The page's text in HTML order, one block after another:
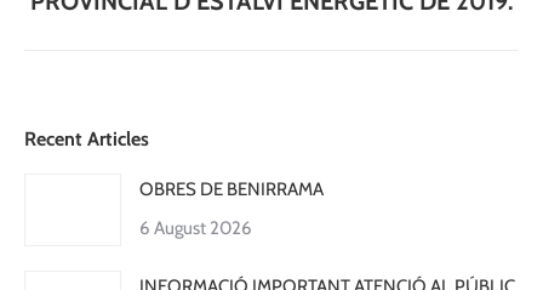
Recent Articles
OBRES DE BENIRRAMA
6 August 2026